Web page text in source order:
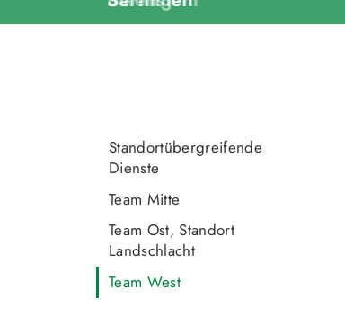
Standortübergreifende
Dienste
Team Mitte
Team Ost, Standort
Landschlacht
Team West